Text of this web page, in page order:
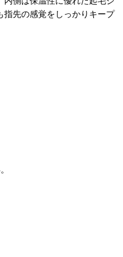
指先の感覚をしっかりキープ